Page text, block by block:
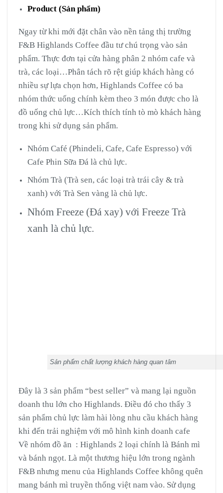
Product (Sản phẩm)
Ngay từ khi mới đặt chân vào nền tảng thị trường
F&B Highlands Coffee đầu tư chú trọng vào sản
phẩm. Thực đơn tại cửa hàng phân 2 nhóm cafe và
trà, các loại…Phân tách rõ rệt giúp khách hàng có
nhiều sự lựa chọn hơn, Highlands Coffee có ba
nhóm thức uống chính kèm theo 3 món được cho là
đồ uống chủ lực…Kích thích tính tò mò khách hàng
trong khi sử dụng sản phẩm.
Nhóm Café (Phindeli, Cafe, Cafe Espresso) với
Cafe Phin Sữa Đá là chủ lực.
Nhóm Trà (Trà sen, các loại trà trái cây & trà
xanh) với Trà Sen vàng là chủ lực.
Nhóm Freeze (Đá xay) với Freeze Trà
xanh là chủ lực.
Sản phẩm chất lượng khách hàng quan tâm
Đây là 3 sản phẩm “best seller” và mang lại nguồn
doanh thu lớn cho Highlands. Điều đó cho thấy 3
sản phẩm chủ lực làm hài lòng nhu cầu khách hàng
khi đến trải nghiệm với mô hình kinh doanh cafe
Về nhóm đồ ăn : Highlands 2 loại chính là Bánh mì
và bánh ngọt. Là một thương hiệu lớn trong ngành
F&B nhưng menu của Highlands Coffee không quên
mang bánh mì truyền thống việt nam vào. Sử dụng